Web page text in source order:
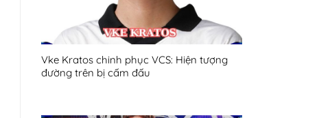
Vke Kratos chinh phục VCS: Hiện tượng
đường trên bị cấm đấu